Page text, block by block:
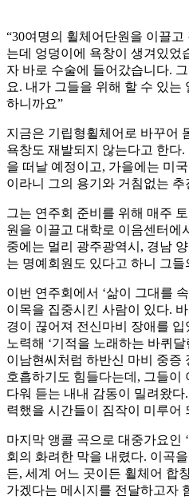
“30여명의 휠체어단원을 이끌
는데 엉덩이에 욕창이 생겨있었
자 바로 수술에 들어갔습니다.
요. 내가 그들을 위해 할 수 있는
하니까요”
지금은 기립형휠체어로 바꾸어
욕창도 재발되지 않는다고 한다
을 떠날 예정이고, 가을에는 미
이라니 그의 용기와 거침없는
그는 연주회 준비를 위해 매주
원을 이끌고 대학로 이음센터에
중에는 멀리 광주광역시, 경남
는 명예회원도 있다고 하니 그
이번 연주회에서 ‘삶이 그대를
이목을 집중시킨 사람이 있다.
경이 끊어져 전신마비 장애를 입
노력해 ‘기적을 노래하는 바퀴
이남현씨처럼 하반신 마비 중증
호흡하기도 힘들다는데, 그들이
다워 듣는 내내 감동이 밀려왔
력했을 시간들이 짐작이 미루어
마지막 앵콜 곡으로 대중가요인
회의 화려한 막을 내렸다. 이곡
든, 세계 어느 곳이든 휠체어 합
가겠다는 메시지를 전달하고자